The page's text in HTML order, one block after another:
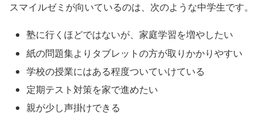
スマイルゼミが向いているのは、次のような中学生です。
塾に行くほどではないが、家庭学習を増やしたい
紙の問題集よりタブレットの方が取りかかりやすい
学校の授業にはある程度ついていけている
定期テスト対策を家で進めたい
親が少し声掛けできる